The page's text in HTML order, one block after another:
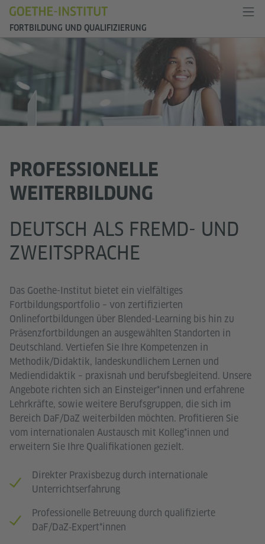
FORTBILDUNG UND QUALIFIZIERUNG
PROFESSIONELLE
WEITERBILDUNG
DEUTSCH ALS FREMD- UND
ZWEITSPRACHE
Das Goethe-Institut bietet ein vielfältiges
Fortbildungsportfolio – von zertifizierten
Onlinefortbildungen über Blended-Learning bis hin zu
Präsenzfortbildungen an ausgewählten Standorten in
Deutschland. Vertiefen Sie Ihre Kompetenzen in
Methodik/Didaktik, landeskundlichem Lernen und
Mediendidaktik – praxisnah und berufsbegleitend. Unsere
Angebote richten sich an Einsteiger*innen und erfahrene
Lehrkräfte, sowie weitere Berufsgruppen, die sich im
Bereich DaF/DaZ weiterbilden möchten. Profitieren Sie
vom internationalen Austausch mit Kolleg*innen und
erweitern Sie Ihre Qualifikationen gezielt.
Direkter Praxisbezug durch internationale
Unterrichtserfahrung
Professionelle Betreuung durch qualifizierte
DaF/DaZ‑Expert*innen